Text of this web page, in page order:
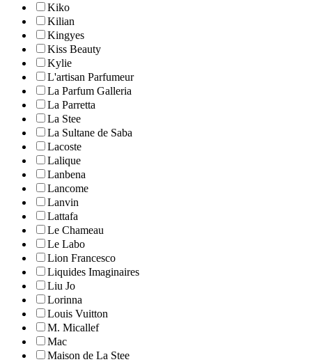
Kiko
Kilian
Kingyes
Kiss Beauty
Kylie
L'artisan Parfumeur
La Parfum Galleria
La Parretta
La Stee
La Sultane de Saba
Lacoste
Lalique
Lanbena
Lancome
Lanvin
Lattafa
Le Chameau
Le Labo
Lion Francesco
Liquides Imaginaires
Liu Jo
Lorinna
Louis Vuitton
M. Micallef
Mac
Maison de La Stee